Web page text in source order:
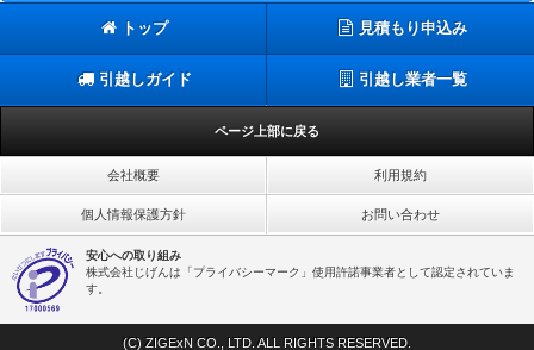
トップ 見積もり申込み
引越しガイド 引越し業者一覧
ページ上部に戻る
会社概要 利用規約
個人情報保護方針 お問い合わせ
安心への取り組み
株式会社じげんは「プライバシーマーク」使用許諾事業者として認定されていま
す。
(C) ZIGExN CO., LTD. ALL RIGHTS RESERVED.